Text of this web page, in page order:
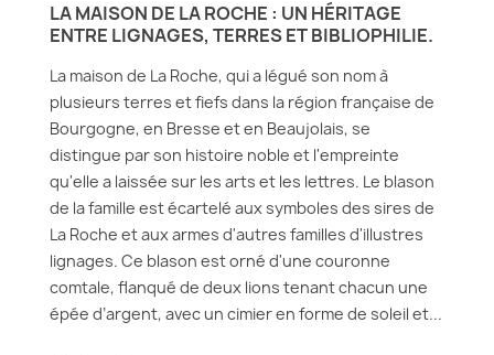
LA MAISON DE LA ROCHE : UN HÉRITAGE
ENTRE LIGNAGES, TERRES ET BIBLIOPHILIE.
La maison de La Roche, qui a légué son nom à
plusieurs terres et fiefs dans la région française de
Bourgogne, en Bresse et en Beaujolais, se
distingue par son histoire noble et l'empreinte
qu'elle a laissée sur les arts et les lettres. Le blason
de la famille est écartelé aux symboles des sires de
La Roche et aux armes d'autres familles d'illustres
lignages. Ce blason est orné d'une couronne
comtale, flanqué de deux lions tenant chacun une
épée d’argent, avec un cimier en forme de soleil et...